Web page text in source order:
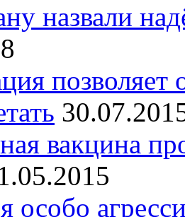
назвали
позволяет
вакцина
особо